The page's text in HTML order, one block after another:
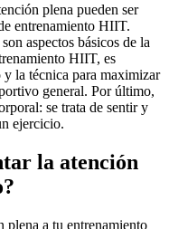
plena pueden ser
entrenamiento HIIT.
aspectos básicos de la
HIIT, es
la técnica para maximizar
general. Por último,
se trata de sentir y
ejercicio.
la atención
plena a tu entrenamiento